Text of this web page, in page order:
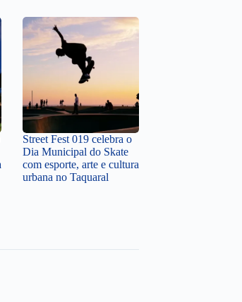
Street Fest 019 celebra o
Dia Municipal do Skate
com esporte, arte e cultura
urbana no Taquaral